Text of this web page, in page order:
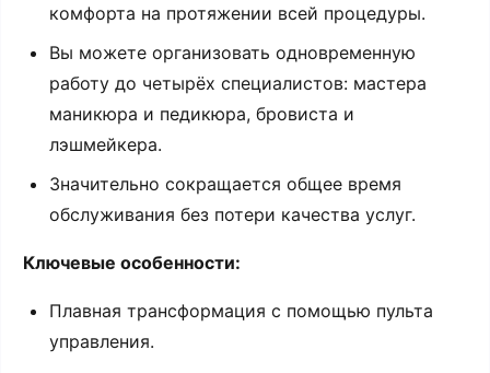
комфорта на протяжении всей процедуры.
Вы можете организовать одновременную
работу до четырёх специалистов: мастера
маникюра и педикюра, бровиста и
лэшмейкера.
Значительно сокращается общее время
обслуживания без потери качества услуг.
Ключевые особенности:
Плавная трансформация с помощью пульта
управления.